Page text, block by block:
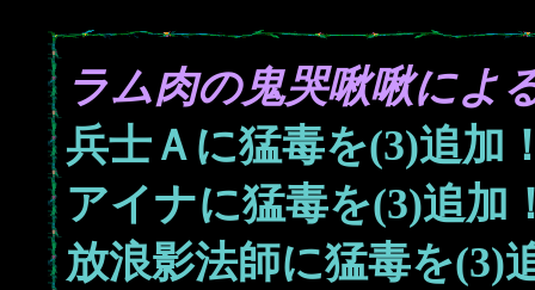
ラム肉の鬼哭啾啾によ
兵士Ａに猛毒を(3)追加
アイナに猛毒を(3)追加
放浪影法師に猛毒を(3)